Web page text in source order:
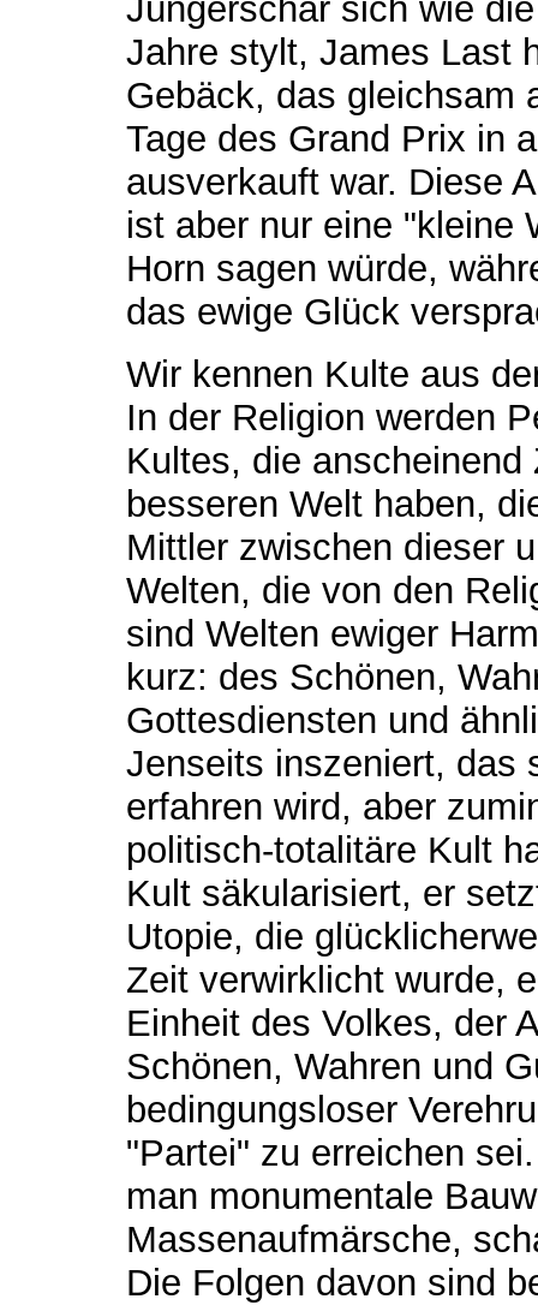
Jüngerschar sich wie
Jahre stylt, James Last
Gebäck, das gleichsam
Tage des Grand Prix in
ausverkauft war. Diese
ist aber nur eine "kleine
Horn sagen würde,
das ewige Glück
Wir kennen Kulte aus
In der Religion werden
Kultes, die
besseren Welt haben,
Mittler zwischen dieser
Welten, die von den
sind Welten ewiger
kurz: des Schönen,
Gottesdiensten und
Jenseits inszeniert, das
erfahren wird, aber
politisch-totalitäre Kult
Kult säkularisiert, er
Utopie, die
Zeit verwirklicht wurde,
Einheit des Volkes, der
Schönen, Wahren und
bedingungsloser
"Partei" zu erreichen
man monumentale
Massenaufmärsche,
Die Folgen davon sind